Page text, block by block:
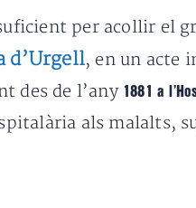
per acollir el
d’Urgell, en un acte
des de l’any 1881 a
als malalts,